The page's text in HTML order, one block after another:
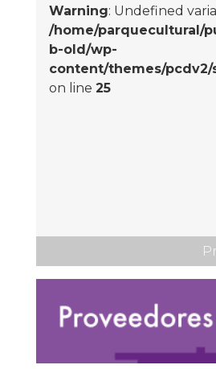
Warning: Undefined
/home/parquecultural/
b-old/wp-
content/themes/pcdv2/
on line 25